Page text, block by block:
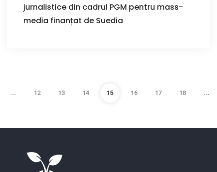
jurnalistice din cadrul PGM pentru mass-
media finanțat de Suedia
... 12 13 14 15 16 17 18 ...